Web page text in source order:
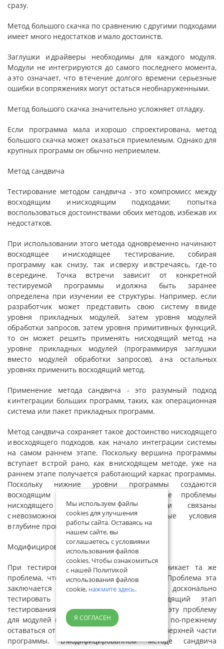
сразу.
Метод большого скачка по сравнению с другими подходами
имеет много недостатков и мало достоинств.
Заглушки и драйверы необходимы для каждого модуля.
Модули не интегрируются до самого последнего момента,
а это означает, что в течение долгого времени серьезные
ошибки в сопряжениях могут остаться необнаруженными.
Метод большого скачка значительно усложняет отладку.
Если программа мала и хорошо спроек­тирована, метод
большого скачка может оказаться приемлемым. Однако для
крупных программ он обычно неприемлем.
Метод сандвича
Тестирование методом сандвича - это компромисс между
восходящим и нисходящим подходами; попытка
воспользоваться достоинствами обоих методов, избежав их
недостатков.
При использовании этого метода одновременно начинают
восходящее и нисходящее тестирование, собирая
программу как снизу, так и сверху и встречаясь, где-то
в середине. Точка встречи зависит от конкретной
тестируемой программы и должна быть заранее
определена при изучении ее структуры. Например, если
разработчик может представить свою систему в виде
уровня прикладных модулей, затем уровня модулей
обработки запросов, затем уровня примитивных функций,
то он может решить применять нисходящий метод на
уровне прикладных модулей (программируя заглушки
вместо модулей обработки запросов), а на остальных
уровнях применить восходящий метод.
Применение метода сандвича - это разумный подход
к интеграции больших программ, таких, как операционная
система или пакет прикладных программ.
Метод сандвича сохраняет такое достоинство нисходящего
и восходящего подходов, как начало интеграции системы
на самом раннем этапе. Поскольку вершина программы
вступает в строй рано, как в нисходящем методе, уже на
раннем этапе получается работающий каркас программы.
Поскольку нижние уровни программы создаются
восходящим методом, то снимаются те проблемы
нисходящего метода, которые были связаны
с невозможностью тестировать некоторые условия
в глубине программы.
Модифицированный метод сандвича
При тестировании методом сандвича возникает та же
проблема, что и при нисходящем подходе. Проблема эта
заключается в том, что невозможно досконально
тестировать отдельные модули. Восходящий этап
тестирования по методу сандвича решает эту проблему
для модулей нижних уровней, но она может по-прежнему
оставаться открытой для нижней половины верхней части
программы. В модифицированном методе сандвича
Мы используем файлы
cookies для улучшения
работы сайта. Оставаясь на
нашем сайте, вы
соглашаетесь с условиями
использования файлов
cookies. Чтобы ознакомиться
с нашей Политикой
использования файлов
cookie, нажмите здесь.
Я СОГЛАСЕН